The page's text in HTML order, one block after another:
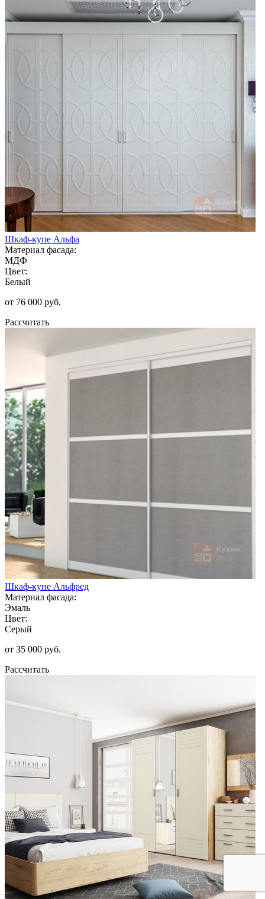
Шкаф-купе Альфа
Материал фасада:
МДФ
Цвет:
Белый
от 76 000 руб.
Рассчитать
Шкаф-купе Альфред
Материал фасада:
Эмаль
Цвет:
Серый
от 35 000 руб.
Рассчитать